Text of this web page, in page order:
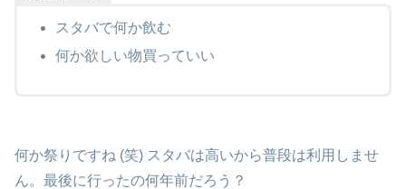
スタバで何か飲む
何か欲しい物買っていい
何か祭りですね (笑) スタバは高いから普段は利用しませ
ん。最後に行ったの何年前だろう？